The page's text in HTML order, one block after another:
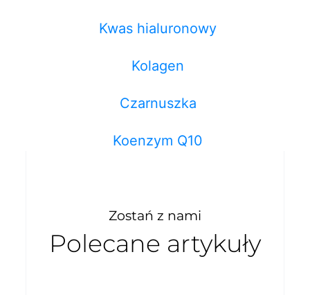
Kwas hialuronowy
Kolagen
Czarnuszka
Koenzym Q10
Zostań z nami
Polecane artykuły